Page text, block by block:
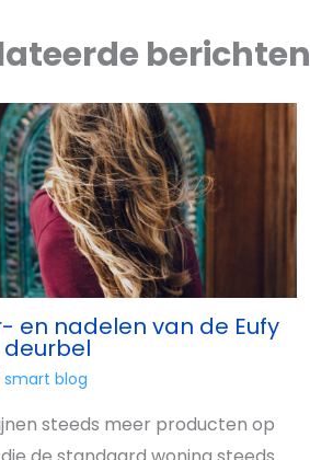
berichten
en nadelen van de Eufy
smart blog
steeds meer producten op